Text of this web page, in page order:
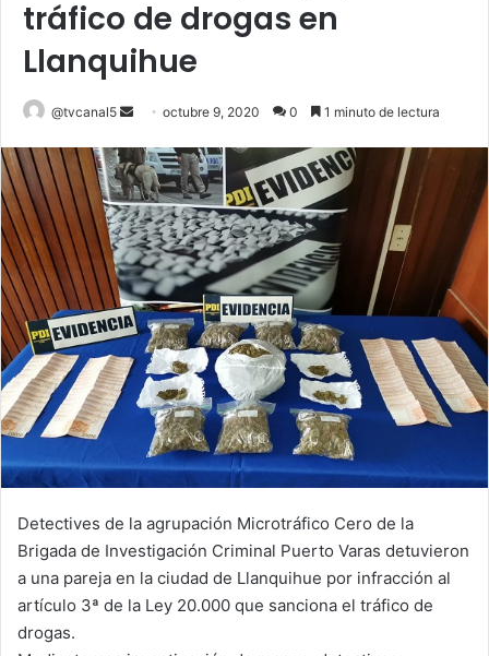
tráfico de drogas en
Llanquihue
@tvcanal5
Send
email
octubre 9, 2020 0 1 minuto de lectura
Detectives de la agrupación Microtráfico Cero de la
Brigada de Investigación Criminal Puerto Varas detuvieron
a una pareja en la ciudad de Llanquihue por infracción al
artículo 3ª de la Ley 20.000 que sanciona el tráfico de
drogas.